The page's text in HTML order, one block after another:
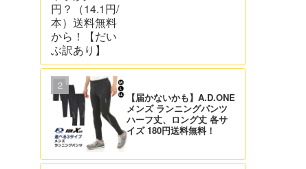
【届かないかも】A.D.ONE
メンズ ランニングパンツ
ハーフ丈、ロング丈 各サ
イズ 180円送料無料！